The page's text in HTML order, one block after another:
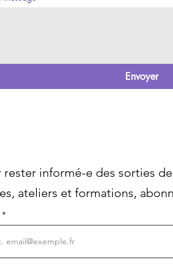
Envoyer
rester informé-e des sorties
ateliers et formations,